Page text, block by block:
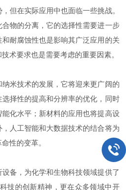
但在实际应用中也面临一些挑战。
物的分离，它的选择性需要进一步
耐腐蚀性也是影响其广泛应用的关
术要求也是需要考虑的重要因素。
米技术的发展，它将迎来更广阔的
择性的提高和分辨率的优化，同时
化水平；新材料的应用也将提高设
人工智能和大数据技术的结合将为
性的变革。
备，为化学和生物科技领域提供了
技的创新精神，更在众多领域中开